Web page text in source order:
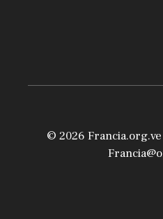
© 2026 Francia.org.ve